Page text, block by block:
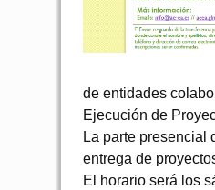
de entidades
Ejecución de
La parte presencial
entrega de
El horario será los